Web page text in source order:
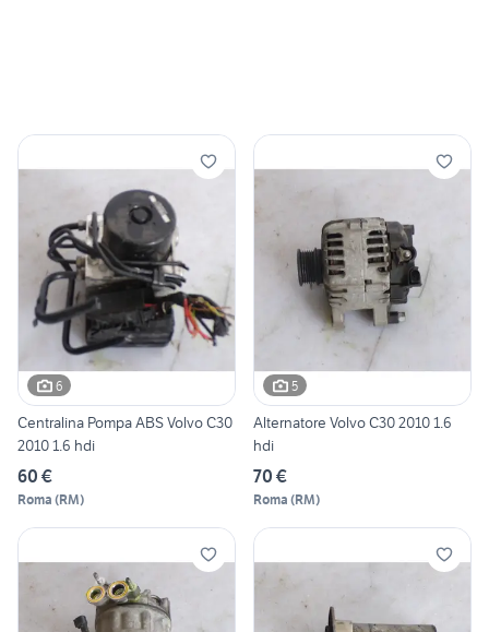
6
Centralina Pompa ABS Volvo C30
2010 1.6 hdi
60 €
Roma (RM)
5
Alternatore Volvo C30 2010 1.6
hdi
70 €
Roma (RM)